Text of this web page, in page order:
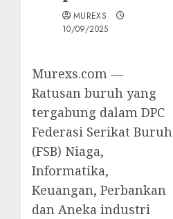
MUREXS
10/09/2025
Murexs.com —
Ratusan buruh yang
tergabung dalam DPC
Federasi Serikat Buruh
(FSB) Niaga,
Informatika,
Keuangan, Perbankan
dan Aneka industri